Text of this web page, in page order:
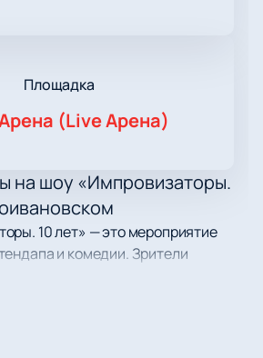
Площадка
(Live Арена)
на шоу «Импровизаторы.
10 лет» — это мероприятие
и комедии. Зрители
В программе участвуют